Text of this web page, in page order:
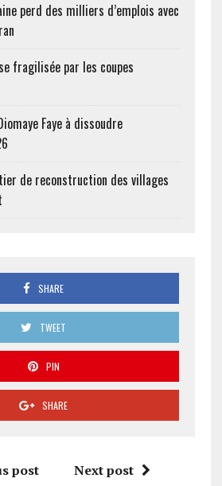
perd des milliers d’emplois avec
fragilisée par les coupes
Faye à dissoudre
de reconstruction des villages
SHARE
TWEET
PIN
SHARE
post Next post